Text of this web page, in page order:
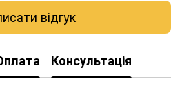
відгук
Консультація